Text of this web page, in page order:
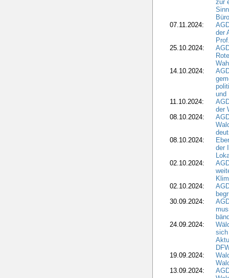
zur
07.11.2024:
der
25.10.2024:
14.10.2024:
und
11.10.2024:
der
08.10.2024:
08.10.2024:
der
02.10.2024:
02.10.2024:
30.09.2024:
24.09.2024:
sich
19.09.2024:
13.09.2024: